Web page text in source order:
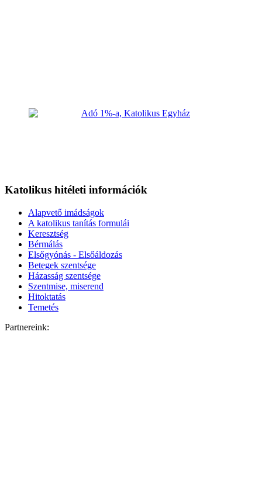
Katolikus hitéleti információk
Alapvető imádságok
A katolikus tanítás formulái
Keresztség
Bérmálás
Elsőgyónás - Elsőáldozás
Betegek szentsége
Házasság szentsége
Szentmise, miserend
Hitoktatás
Temetés
Partnereink: